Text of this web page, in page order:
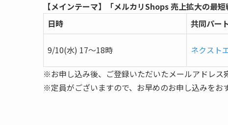
【メインテーマ】「メルカリShops 売上拡大の最短
日時
共同パー
9/10(水) 17〜18時 ネクスト
※お申し込み後、ご登録いただいたメールアドレス
※定員がございますので、お早めのお申し込みをお